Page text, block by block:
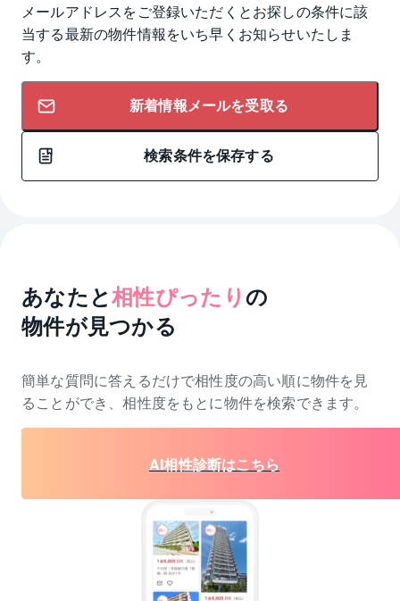
メールアドレスをご登録いただくとお探しの条件に該
当する最新の物件情報をいち早くお知らせいたしま
す。
新着情報メールを受取る
検索条件を保存する
あなたと相性ぴったり の
物件が見つかる
簡単な質問に答えるだけで相性度の高い順に物件を 見
ることができ、相性度をもとに物件を検索できます。
AI相性診断はこちら